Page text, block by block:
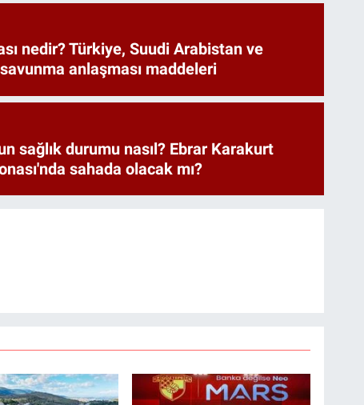
nedir? Türkiye, Suudi Arabistan ve
anlaşması maddeleri
sağlık durumu nasıl? Ebrar Karakurt
sahada olacak mı?